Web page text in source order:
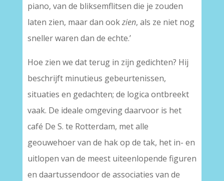
piano, van de bliksemflitsen die je zouden
laten zien, maar dan ookzien, als ze niet nog
sneller waren dan de echte.’
Hoe zien we dat terug in zijn gedichten? Hij
beschrijft minutieus gebeurtenissen,
situaties en gedachten; de logica ontbreekt
vaak. De ideale omgeving daarvoor is het
café De S. te Rotterdam, met alle
geouwehoer van de hak op de tak, het in- en
uitlopen van de meest uiteenlopende figuren
en daartussendoor de associaties van de